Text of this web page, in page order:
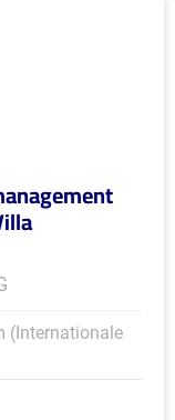
(Internationale